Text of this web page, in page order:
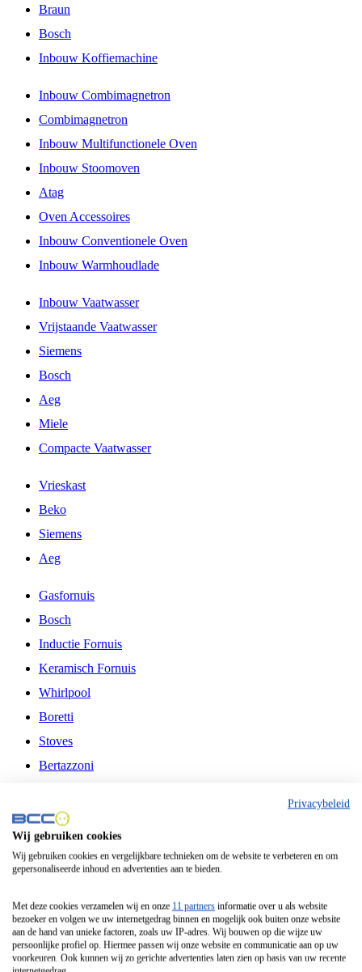
Braun
Bosch
Inbouw Koffiemachine
Inbouw Combimagnetron
Combimagnetron
Inbouw Multifunctionele Oven
Inbouw Stoomoven
Atag
Oven Accessoires
Inbouw Conventionele Oven
Inbouw Warmhoudlade
Inbouw Vaatwasser
Vrijstaande Vaatwasser
Siemens
Bosch
Aeg
Miele
Compacte Vaatwasser
Vrieskast
Beko
Siemens
Aeg
Gasfornuis
Bosch
Inductie Fornuis
Keramisch Fornuis
Whirlpool
Boretti
Stoves
Bertazzoni
Fitelli
Airfryer
Frituurpan
Contactgrill
Broodbakmachine
Broodrooster
Privacybeleid
Wij gebruiken cookies
Wij gebruiken cookies en vergelijkbare technieken om de website te verbeteren en om
gepersonaliseerde inhoud en advertenties aan te bieden.
Met deze cookies verzamelen wij en onze 11 partners informatie over u als website
bezoeker en volgen we uw internetgedrag binnen en mogelijk ook buiten onze website
aan de hand van unieke factoren, zoals uw IP-adres. Wij bouwen op die wijze uw
persoonlijke profiel op. Hiermee passen wij onze website en communicatie aan op uw
voorkeuren. Ook kunnen wij zo gerichte advertenties laten zien op basis van uw recente